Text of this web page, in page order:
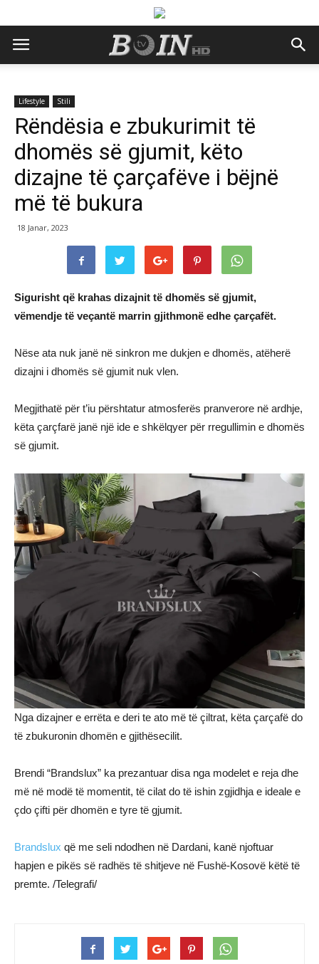
Lifestyle Stili
Rëndësia e zbukurimit të
dhomës së gjumit, këto
dizajne të çarçafëve i bëjnë
më të bukura
18 Janar, 2023
Sigurisht që krahas dizajnit të dhomës së gjumit,
vëmendje të veçantë marrin gjithmonë edhe çarçafët.
Nëse ata nuk janë në sinkron me dukjen e dhomës, atëherë
dizajni i dhomës së gjumit nuk vlen.
Megjithatë për t’iu përshtatur atmosferës pranverore në ardhje,
këta çarçfarë janë një ide e shkëlqyer për rregullimin e dhomës
së gjumit.
Nga dizajner e errëta e deri te ato më të çiltrat, këta çarçafë do
të zbukuronin dhomën e gjithësecilit.
Brendi “Brandslux” ka prezantuar disa nga modelet e reja dhe
më në modë të momentit, të cilat do të ishin zgjidhja e ideale e
çdo çifti për dhomën e tyre të gjumit.
Brandslux që me seli ndodhen në Dardani, kanë njoftuar
hapjen e pikës së radhës të shitjeve në Fushë-Kosovë këtë të
premte. /Telegrafi/